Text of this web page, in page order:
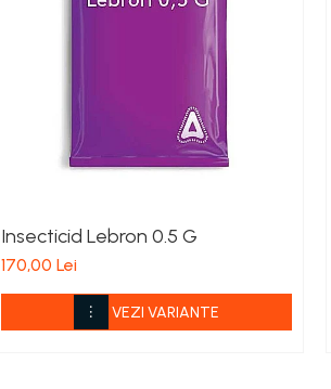
Insecticid Lebron 0.5 G
170,00 Lei
VEZI VARIANTE